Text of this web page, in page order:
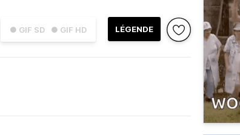
● GIF SD ● GIF HD LÉGENDE